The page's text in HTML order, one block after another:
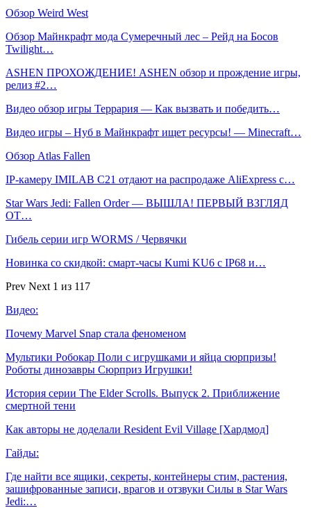
Обзор Weird West
Обзор Майнкрафт мода Сумеречный лес – Рейд на Босов
Twilight…
ASHEN ПРОХОЖДЕНИЕ! ASHEN обзор и прождение игры,
релиз #2…
Видео обзор игры Террария — Как вызвать и победить…
Видео игры – Нуб в Майнкрафт ищет ресурсы! — Minecraft…
Обзор Atlas Fallen
IP-камеру IMILAB C21 отдают на распродаже AliExpress с…
Star Wars Jedi: Fallen Order — ВЫШЛА! ПЕРВЫЙ ВЗГЛЯД
ОТ…
Гибель серии игр WORMS / Червячки
Новинка со скидкой: смарт-часы Kumi KU6 с IP68 и…
Prev Next 1 из 117
Видео:
Почему Marvel Snap стала феноменом
Мультики Робокар Поли с игрушками и яйца сюрпризы!
Роботы динозавры Сюрприз Игрушки!
История серии The Elder Scrolls. Выпуск 2. Приближение
смертной тени
Как авторы не доделали Resident Evil Village [Хардмод]
Гайды:
Где найти все ящики, секреты, контейнеры стим, растения,
зашифрованные записи, врагов и отзвуки Силы в Star Wars
Jedi:…